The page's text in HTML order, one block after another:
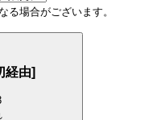
場合がございます。
経由]